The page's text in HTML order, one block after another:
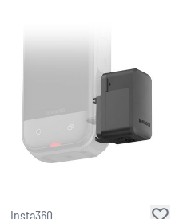
Insta360